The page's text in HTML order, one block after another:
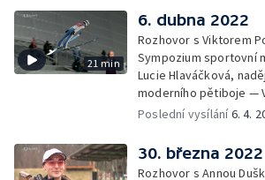
V jedné minutě
21 min
6. dubna 2022
Rozhovor s Viktorem
Sympozium sportovní
Lucie Hlaváčková,
moderního pětiboje —
českého klubu
sítě
Poslední vysílání6. 4.
30. března 2022
Rozhovor s Annou